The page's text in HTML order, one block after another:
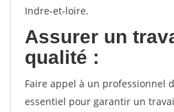
Indre-et-loire.
Assurer un
qualité :
Faire appel à un professionnel
essentiel pour garantir un